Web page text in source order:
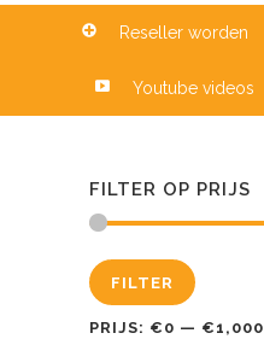
Reseller worden
Youtube videos
FILTER OP PRIJS
Min.
prijs
Max.
prijs
FILTER
PRIJS: €0 — €1,000